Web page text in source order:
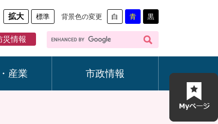
拡大 標準 背景色の変更 白 青 黒
災情報
G
o
産業 市政情報